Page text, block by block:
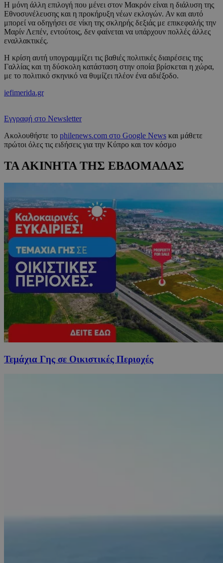
Η μόνη άλλη επιλογή που μένει στον Μακρόν είναι η διάλυση της
Εθνοσυνέλευσης και η προκήρυξη νέων εκλογών. Αν και αυτό
μπορεί να οδηγήσει σε νίκη της σκληρής δεξιάς με επικεφαλής την
Μαρίν Λεπέν, εντούτοις, δεν φαίνεται να υπάρχουν πολλές άλλες
εναλλακτικές.
Η κρίση αυτή υπογραμμίζει τις βαθιές πολιτικές διαιρέσεις της
Γαλλίας και τη δύσκολη κατάσταση στην οποία βρίσκεται η χώρα,
με το πολιτικό σκηνικό να θυμίζει πλέον ένα αδιέξοδο.
iefimerida.gr
Εγγραφή στο Newsletter
Ακολουθήστε το philenews.com στο Google News και μάθετε
πρώτοι όλες τις ειδήσεις για την Κύπρο και τον κόσμο
ΤΑ ΑΚΙΝΗΤΑ ΤΗΣ ΕΒΔΟΜΑΔΑΣ
Τεμάχια Γης σε Οικιστικές Περιοχές